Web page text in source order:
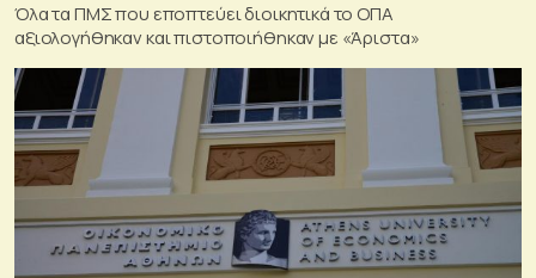
Όλα τα ΠΜΣ που εποπτεύει διοικητικά το ΟΠΑ
αξιολογήθηκαν και πιστοποιήθηκαν με «Άριστα»